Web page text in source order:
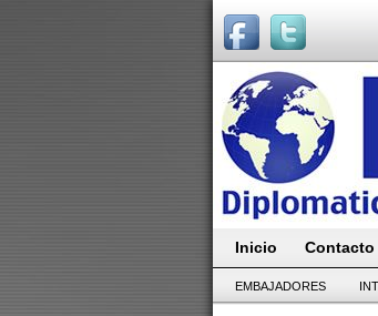
Inicio Contacto
EMBAJADORES